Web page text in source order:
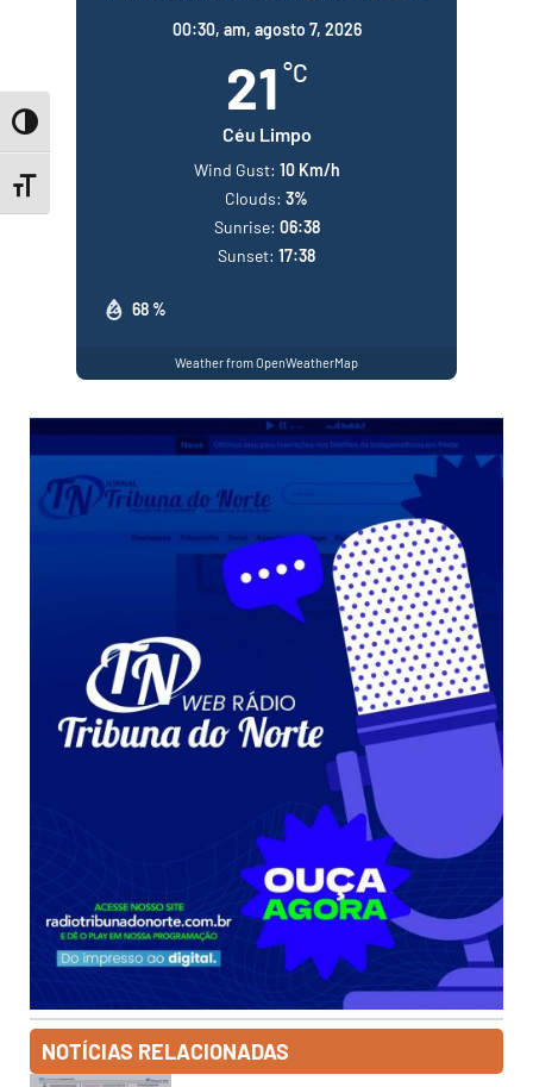
Toggle High Contrast
Toggle Font size
00:30, am, agosto 7, 2026
21 °C
Céu Limpo
68 %
Wind Gust: 10 Km/h
Clouds: 3%
Sunrise: 06:38
Sunset: 17:38
Weather from OpenWeatherMap
NOTÍCIAS RELACIONADAS